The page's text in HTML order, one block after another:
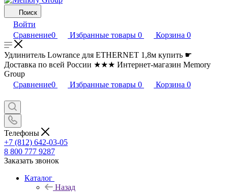
Поиск
Войти
Сравнение0 Избранные товары 0 Корзина 0
Удлинитель Lowrance для ETHERNET 1,8м купить ☛
Доставка по всей России ★★★ Интернет-магазин Memory
Group
Сравнение0 Избранные товары 0 Корзина 0
Телефоны
+7 (812) 642-03-05
8 800 777 9287
Заказать звонок
Каталог
Назад